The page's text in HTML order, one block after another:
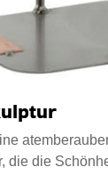
die die